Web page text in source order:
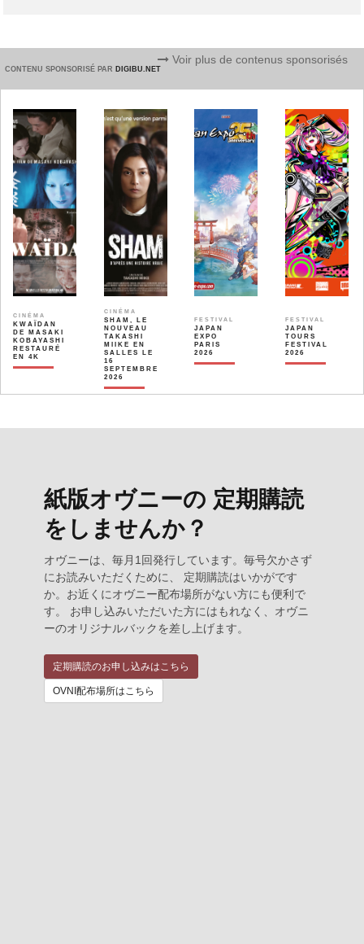
CONTENU SPONSORISÉ PAR DIGIBU.NET
Voir plus de contenus sponsorisés
CINÉMA
KWAÏDAN
DE MASAKI
KOBAYASHI
RESTAURÉ
EN 4K
CINÉMA
SHAM, LE
NOUVEAU
TAKASHI
MIIKE EN
SALLES LE
16
SEPTEMBRE
2026
FESTIVAL
JAPAN
EXPO
PARIS
2026
FESTIVAL
JAPAN
TOURS
FESTIVAL
2026
紙版オヴニーの 定期購読
をしませんか？
オヴニーは、毎月1回発行しています。毎号欠かさず
にお読みいただくために、 定期購読はいかがです
か。お近くにオヴニー配布場所がない方にも便利で
す。 お申し込みいただいた方にはもれなく、オヴニ
ーのオリジナルバックを差し上げます。
定期購読のお申し込みはこちら
OVNI配布場所はこちら